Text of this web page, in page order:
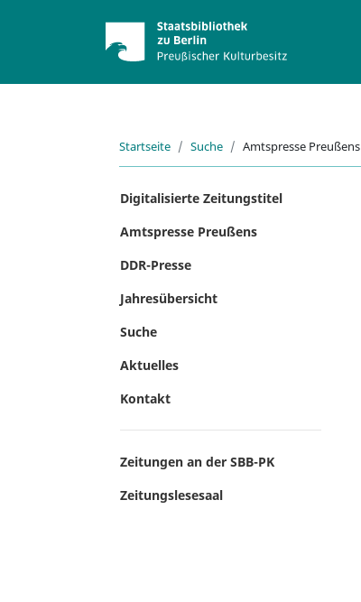
Startseite Suche Amtspresse Preußens
Digitalisierte Zeitungstitel
Amtspresse Preußens
DDR-Presse
Jahresübersicht
Suche
Aktuelles
Kontakt
Zeitungen an der SBB-PK
Zeitungslesesaal